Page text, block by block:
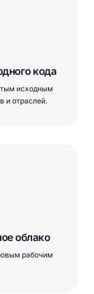
кода
исходным
и отраслей.
облако
рабочим